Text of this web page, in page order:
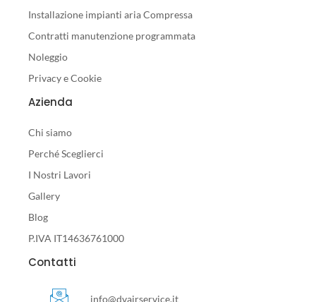
Installazione impianti aria Compressa
Contratti manutenzione programmata
Noleggio
Privacy e Cookie
Azienda
Chi siamo
Perché Sceglierci
I Nostri Lavori
Gallery
Blog
P.IVA IT14636761000
Contatti
info@dvairservice.it